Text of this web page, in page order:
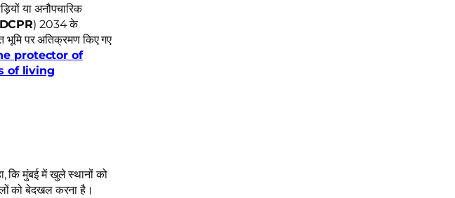
या अनौपचारिक
) 2034 के
भूमि पर अतिक्रमण किए गए
protector of
of living
कि मुंबई में खुले स्थानों को
को बेदखल करना है।